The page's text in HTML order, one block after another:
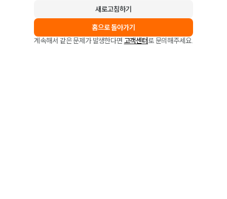
새로고침하기
홈으로 돌아가기
계속해서 같은 문제가 발생한다면 고객센터로 문의해주세요.